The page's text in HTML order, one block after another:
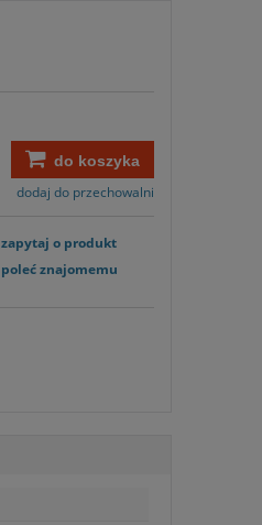
do koszyka
dodaj do przechowalni
zapytaj o produkt
poleć znajomemu